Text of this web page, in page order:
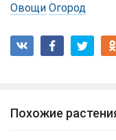
Овощи Огород
Похожие